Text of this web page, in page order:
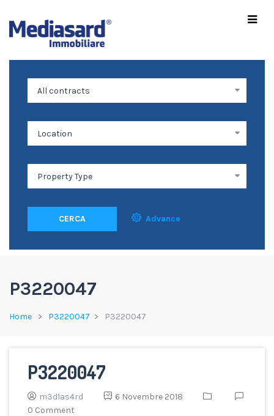
CERCA Advance
P3220047
Home P3220047 P3220047
P3220047
m3d1as4rd
6 Novembre 2018
0 Comment